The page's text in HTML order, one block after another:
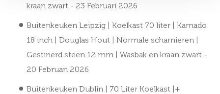
kraan zwart - 23 Februari 2026
Buitenkeuken Leipzig | Koelkast 70 liter | Kamado
18 inch | Douglas Hout | Normale scharnieren |
Gestinerd steen 12 mm | Wasbak en kraan zwart -
20 Februari 2026
Buitenkeuken Dublin | 70 Liter Koelkast |+